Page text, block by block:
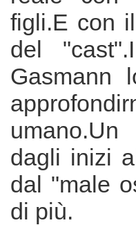
figli.E con
del
Gasmann
dagli inizi
dal "male
di più.